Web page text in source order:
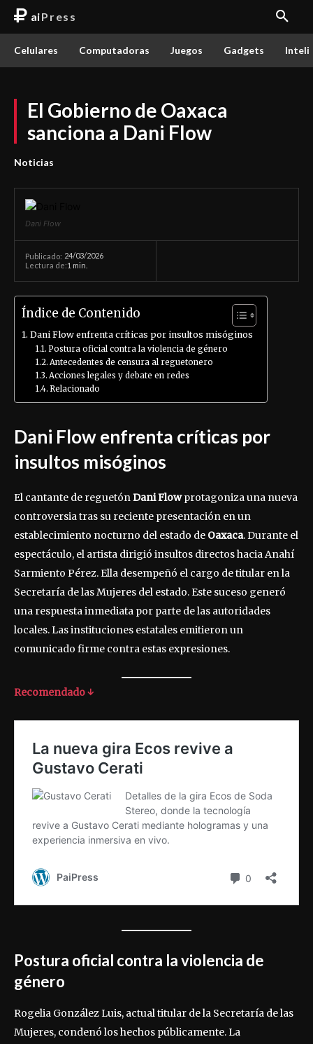
aiPress
Celulares Computadoras Juegos Gadgets
El Gobierno de Oaxaca
sanciona a Dani Flow
Noticias
Dani Flow
Publicado: 24/03/2026
Lectura de:1 min.
Índice de Contenido
Dani Flow enfrenta críticas por insultos misóginos
Postura oficial contra la violencia de género
Antecedentes de censura al reguetonero
Acciones legales y debate en redes
Relacionado
Dani Flow enfrenta críticas por
insultos misóginos
El cantante de reguetónDani Flowprotagoniza una nueva
controversia tras su reciente presentación en un
establecimiento nocturno del estado de Oaxaca. Durante el
espectáculo, el artista dirigió insultos directos hacia Anahí
Sarmiento Pérez. Ella desempeñó el cargo de titular en la
Secretaría de las Mujeres del estado. Este suceso generó
una respuesta inmediata por parte de las autoridades
locales. Las instituciones estatales emitieron un
comunicado firme contra estas expresiones.
Recomendado ↓
Postura oficial contra la violencia de
género
Rogelia González Luis, actual titular de la Secretaría de las
Mujeres, condenó los hechos públicamente. La